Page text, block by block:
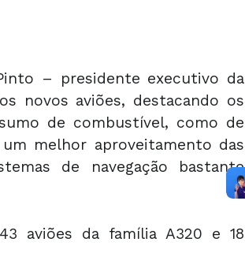
– presidente executivo da
novos aviões, destacando os
de combustível, como de
melhor aproveitamento das
de navegação bastante
aviões da família A320 e 18